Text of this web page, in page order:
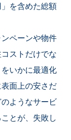
を含めた総額
ペーンや物件
ストだけでな
いかに最適化
面上の安さだ
ようなサービ
とが、失敗し